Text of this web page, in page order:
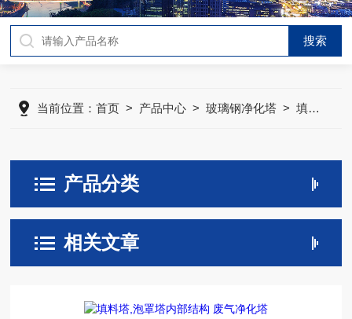
当前位置：首页 > 产品中心 >玻璃钢净化塔 >填料塔
产品分类
相关文章